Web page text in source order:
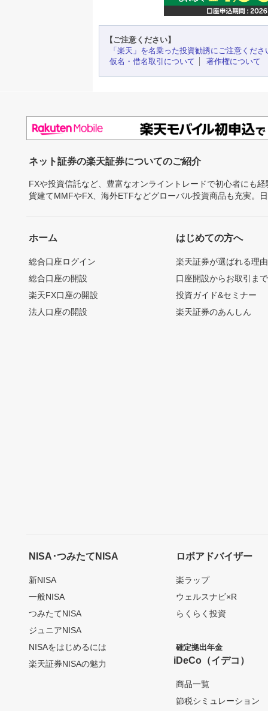
【ご注意ください】
「楽天」を名乗った投資勧誘にご注意くださ
仮名・借名取引について
著作権について
ネット証券の楽天証券についてのご紹介
FXや投資信託など、豊富なオンライントレードで初心者にも
貨建てMMFやFX、海外ETFなどグローバル投資商品も充実。
ホーム
総合口座ログイン
総合口座の開設
楽天FX口座の開設
法人口座の開設
はじめての方へ
楽天証券が選ばれる理由
口座開設からお取引ま
投資ガイド&セミナー
楽天証券のあんしん
NISA･つみたてNISA
新NISA
一般NISA
つみたてNISA
ジュニアNISA
NISAをはじめるには
楽天証券NISAの魅力
ロボアドバイザー
楽ラップ
ウェルスナビ×R
らくらく投資
確定拠出年金
iDeCo（イデコ）
商品一覧
節税シミュレーション